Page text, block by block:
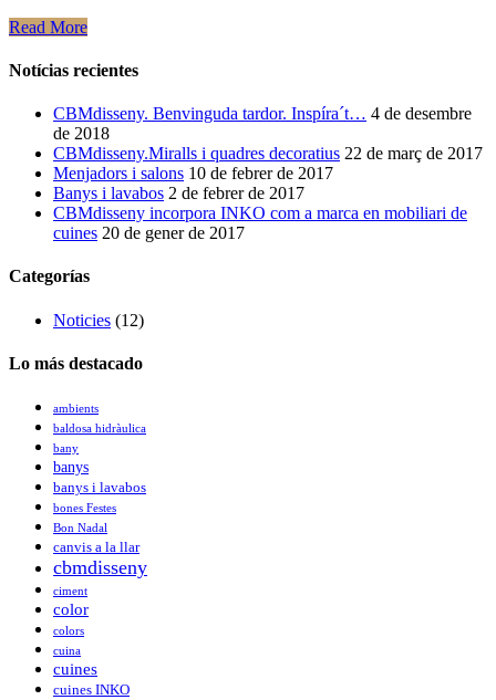
Read More
Notícias recientes
CBMdisseny. Benvinguda tardor. Inspíra´t… 4 de desembre
de 2018
CBMdisseny.Miralls i quadres decoratius 22 de març de 2017
Menjadors i salons 10 de febrer de 2017
Banys i lavabos 2 de febrer de 2017
CBMdisseny incorpora INKO com a marca en mobiliari de
cuines 20 de gener de 2017
Categorías
Noticies (12)
Lo más destacado
ambients
baldosa hidràulica
bany
banys
banys i lavabos
bones Festes
Bon Nadal
canvis a la llar
cbmdisseny
ciment
color
colors
cuina
cuines
cuines INKO